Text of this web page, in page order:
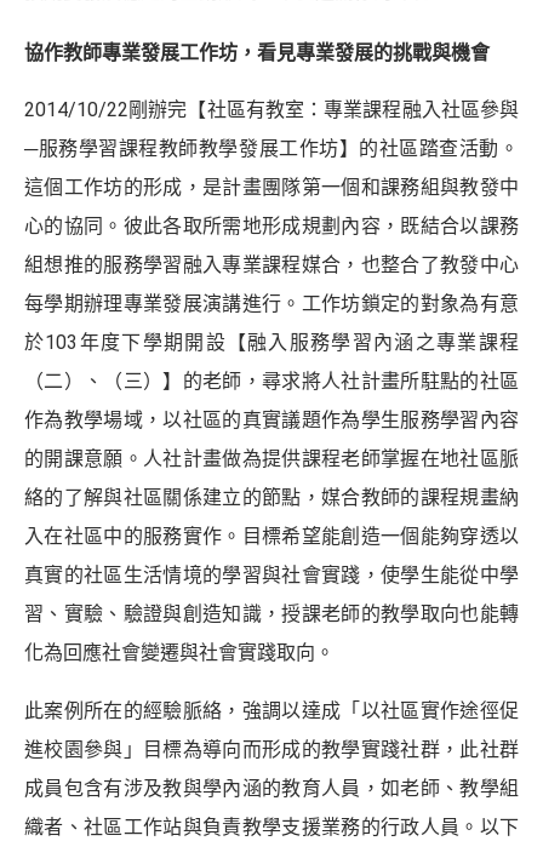
協作教師專業發展工作坊，看見專業發展的挑戰與機會
2014/10/22剛辦完【社區有教室：專業課程融入社區參與
─服務學習課程教師教學發展工作坊】的社區踏查活動。
這個工作坊的形成，是計畫團隊第一個和課務組與教發中
心的協同。彼此各取所需地形成規劃內容，既結合以課務
組想推的服務學習融入專業課程媒合，也整合了教發中心
每學期辦理專業發展演講進行。工作坊鎖定的對象為有意
於103年度下學期開設【融入服務學習內涵之專業課程
（二）、（三）】的老師，尋求將人社計畫所駐點的社區
作為教學場域，以社區的真實議題作為學生服務學習內容
的開課意願。人社計畫做為提供課程老師掌握在地社區脈
絡的了解與社區關係建立的節點，媒合教師的課程規畫納
入在社區中的服務實作。目標希望能創造一個能夠穿透以
真實的社區生活情境的學習與社會實踐，使學生能從中學
習、實驗、驗證與創造知識，授課老師的教學取向也能轉
化為回應社會變遷與社會實踐取向。
此案例所在的經驗脈絡，強調以達成「以社區實作途徑促
進校園參與」目標為導向而形成的教學實踐社群，此社群
成員包含有涉及教與學內涵的教育人員，如老師、教學組
織者、社區工作站與負責教學支援業務的行政人員。以下